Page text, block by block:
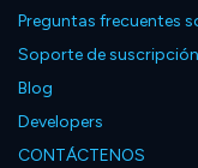
Preguntas frecuentes
Soporte de suscripción
Blog
Developers
CONTÁCTENOS